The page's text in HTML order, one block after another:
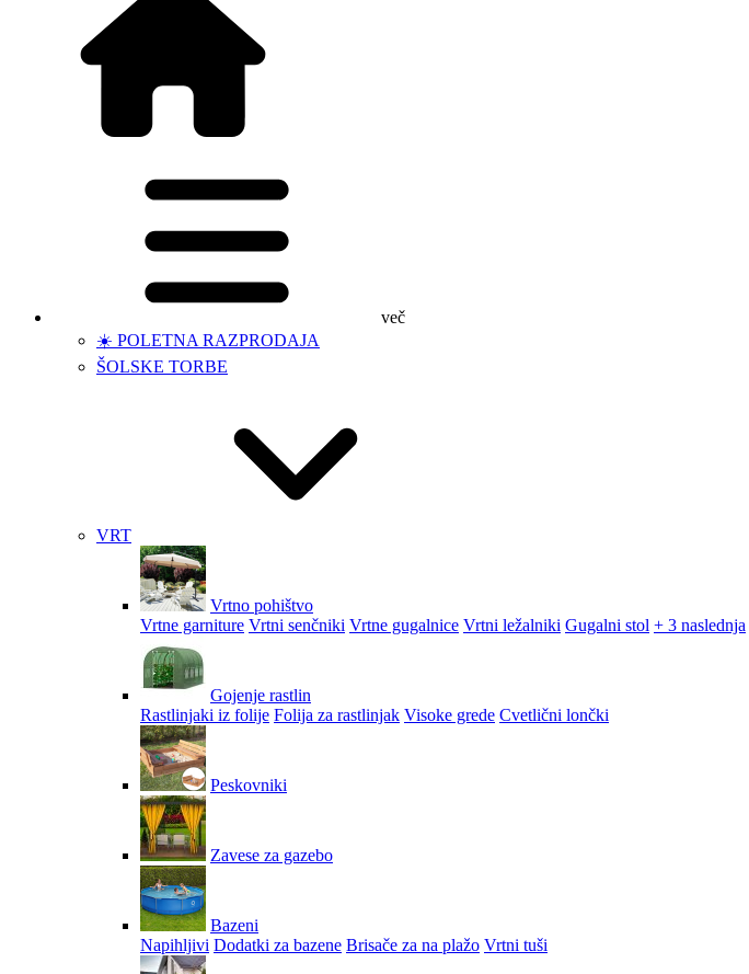
več
☀️ POLETNA RAZPRODAJA
ŠOLSKE TORBE
VRT
Vrtno pohištvo
Vrtne garniture Vrtni senčniki Vrtne gugalnice Vrtni ležalniki Gugalni stol + 3 naslednja
Gojenje rastlin
Rastlinjaki iz folije Folija za rastlinjak Visoke grede Cvetlični lončki
Peskovniki
Zavese za gazebo
Bazeni
Napihljivi Dodatki za bazene Brisače za na plažo Vrtni tuši